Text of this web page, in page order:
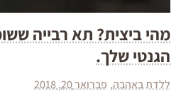
מהי ביצית? תא רבייה
הגנטי שלך.
ללדת באהבה פברואר 20, 2018